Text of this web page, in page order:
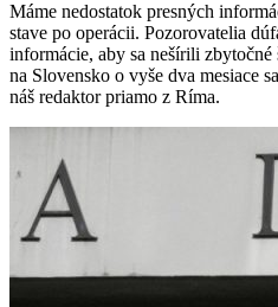
Máme nedostatok presných
stave po operácii. Pozorovatelia
informácie, aby sa nešírili
na Slovensko o vyše dva mesiace
náš redaktor priamo z Ríma.